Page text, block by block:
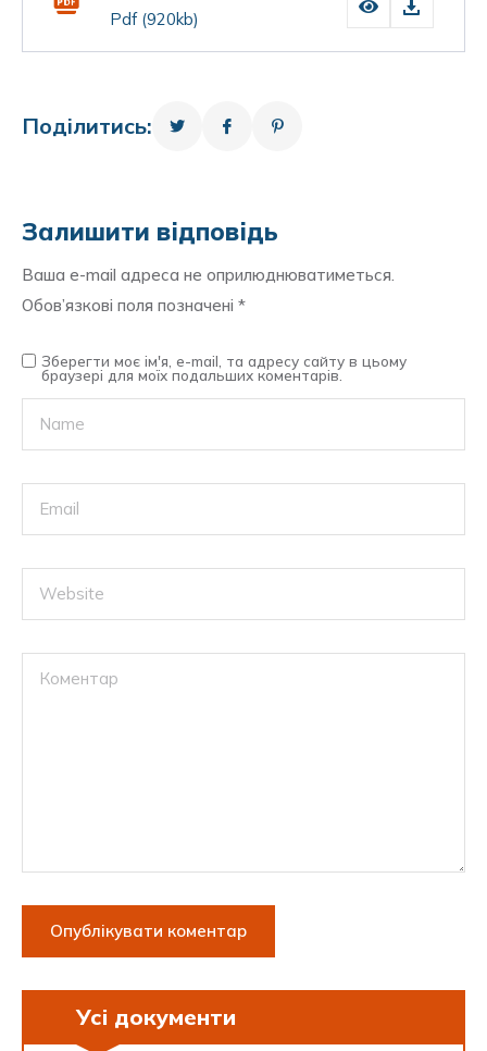
Усі документи
Pdf (920kb)
Поділитись:
Залишити відповідь
Ваша e-mail адреса не оприлюднюватиметься.
Обов’язкові поля позначені *
Зберегти моє ім'я, e-mail, та адресу сайту в цьому
браузері для моїх подальших коментарів.